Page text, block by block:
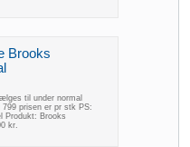
Brooks
til under normal
prisen er pr stk PS:
Produkt: Brooks
kr.